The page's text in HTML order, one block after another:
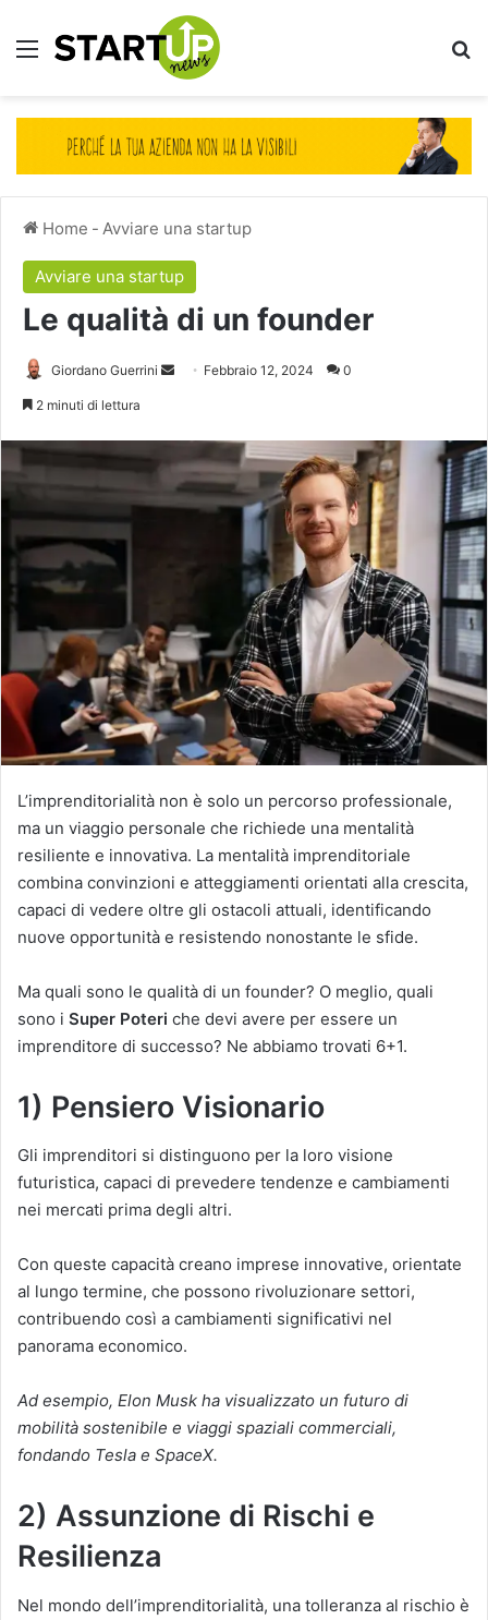
Menu
Home - Avviare una startup
Avviare una startup
Le qualità di un founder
Giordano Guerrini
Invia Febbraio 12, 2024 0
2 minuti di lettura
L’imprenditorialità non è solo un percorso professionale,
ma un viaggio personale che richiede una mentalità
resiliente e innovativa. La mentalità imprenditoriale
combina convinzioni e atteggiamenti orientati alla crescita,
capaci di vedere oltre gli ostacoli attuali, identificando
nuove opportunità e resistendo nonostante le sfide.
Ma quali sono le qualità di un founder? O meglio, quali
sono i Super Poteri che devi avere per essere un
imprenditore di successo? Ne abbiamo trovati 6+1.
1) Pensiero Visionario
Gli imprenditori si distinguono per la loro visione
futuristica, capaci di prevedere tendenze e cambiamenti
nei mercati prima degli altri.
Con queste capacità creano imprese innovative, orientate
al lungo termine, che possono rivoluzionare settori,
contribuendo così a cambiamenti significativi nel
panorama economico.
Ad esempio, Elon Musk ha visualizzato un futuro di
mobilità sostenibile e viaggi spaziali commerciali,
fondando Tesla e SpaceX.
2) Assunzione di Rischi e
Resilienza
Nel mondo dell’imprenditorialità, una tolleranza al rischio è